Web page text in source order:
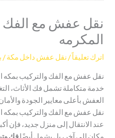
نقل عفش مع الفك
المكرمه
اترك تعليقاً/ نقل عفش داخل مكة/
نقل عفش مع الفك والتركيب بمكه
خدمة متكاملة تشمل فك الأثاث،
العفش بأعلى معايير الجودة
نقل عفش مع الفك والتركيب بمكه
عند الانتقال إلى منزل جديد، فإن
مكان إلى آخر، بل يشمل أيضًافك